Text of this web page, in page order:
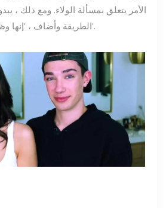
الأمر يتعلق بمسألة الولاء. ومع ذلك ،
الطريقة وأضاف ، 'إنها وظيفتها [مراجعة الماكياج]'.